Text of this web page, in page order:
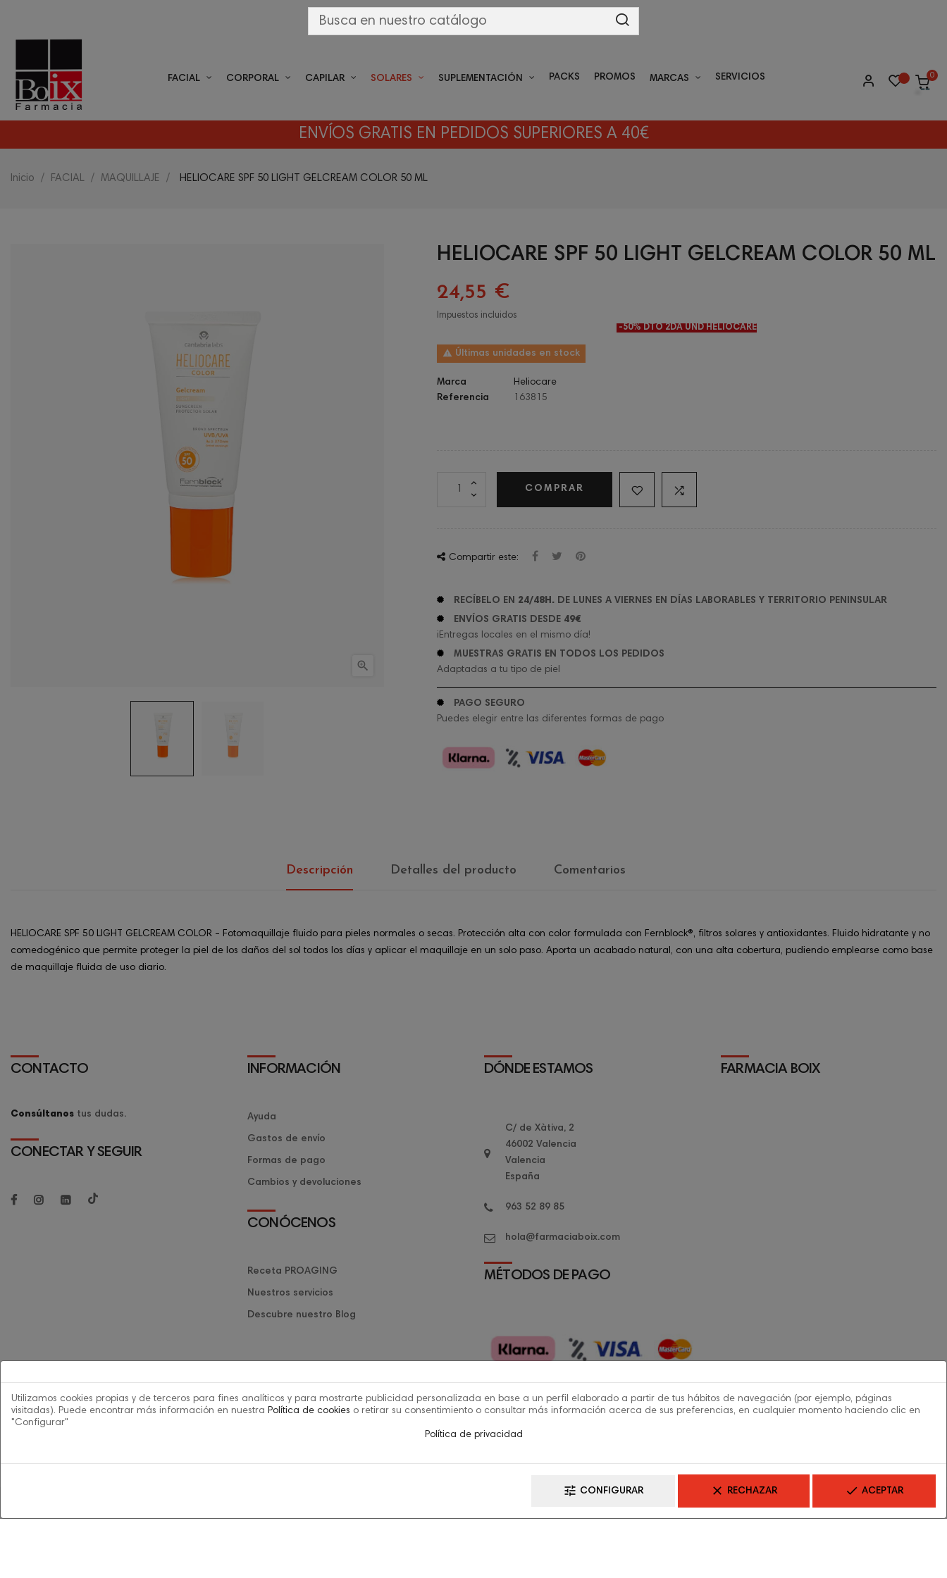
FACIAL CORPORAL CAPILAR SOLARES SUPLEMENTACIÓN PACKS PROMOS MARCAS SERVICIOS 0
ENVÍOS GRATIS EN PEDIDOS SUPERIORES A 40€
Inicio FACIAL MAQUILLAJE HELIOCARE SPF 50 LIGHT GELCREAM COLOR 50 ML

HELIOCARE SPF 50 LIGHT GELCREAM COLOR 50 ML
24,55 €
Impuestos incluidos
-50% DTO 2DA UND HELIOCARE
 Últimas unidades en stock
Marca
Heliocare
Referencia
163815
COMPRAR
Compartir este:
RECÍBELO EN 24/48H. DE LUNES A VIERNES EN DÍAS LABORABLES Y TERRITORIO PENINSULAR
ENVÍOS GRATIS DESDE 49€
¡Entregas locales en el mismo día!
MUESTRAS GRATIS EN TODOS LOS PEDIDOS
Adaptadas a tu tipo de piel
PAGO SEGURO
Puedes elegir entre las diferentes formas de pago
Descripción Detalles del producto Comentarios
HELIOCARE SPF 50 LIGHT GELCREAM COLOR - Fotomaquillaje fluido para pieles normales o secas. Protección alta con color formulada con Fernblock®, filtros solares y antioxidantes. Fluido hidratante y no
comedogénico que permite proteger la piel de los daños del sol todos los días y aplicar el maquillaje en un solo paso. Aporta un acabado natural, con una alta cobertura, pudiendo emplearse como base
de maquillaje fluida de uso diario.
CONTACTO
Consúltanos tus dudas.
CONECTAR Y SEGUIR
INFORMACIÓN
Ayuda
Gastos de envío
Formas de pago
Cambios y devoluciones
CONÓCENOS
Receta PROAGING
Nuestros servicios
Descubre nuestro Blog
DÓNDE ESTAMOS
C/ de Xàtiva, 2
46002 Valencia
Valencia
España
963 52 89 85
hola@farmaciaboix.com
MÉTODOS DE PAGO
FARMACIA BOIX
Financiado por la Unión Europea - NextGenerationEU.
Utilizamos cookies propias y de terceros para fines analíticos y para mostrarte publicidad personalizada en base a un perfil elaborado a partir de tus hábitos de navegación (por ejemplo, páginas
visitadas). Puede encontrar más información en nuestra Política de cookies o retirar su consentimiento o consultar más información acerca de sus preferencias, en cualquier momento haciendo clic en
"Configurar"
Política de privacidad
tune CONFIGURAR clear RECHAZAR done ACEPTAR